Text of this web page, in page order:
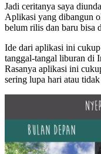
Jadi ceritanya saya
Aplikasi yang dibangun
belum rilis dan baru bisa
Ide dari aplikasi ini
tanggal-tangal liburan di
Rasanya aplikasi ini
sering lupa hari atau